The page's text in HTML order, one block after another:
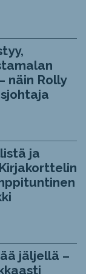
näin Rolly
ja
jäljellä –